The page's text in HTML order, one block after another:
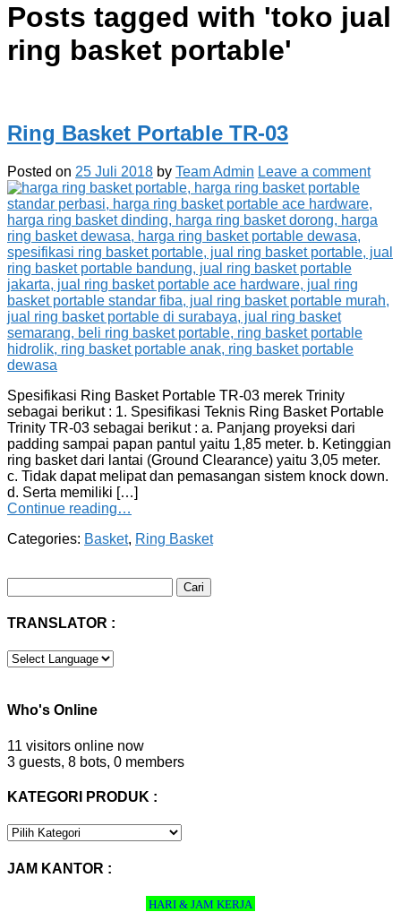
Posts tagged with 'toko jual
ring basket portable'
Ring Basket Portable TR-03
Posted on 25 Juli 2018 by Team Admin Leave a comment
Spesifikasi Ring Basket Portable TR-03 merek Trinity
sebagai berikut : 1. Spesifikasi Teknis Ring Basket Portable
Trinity TR-03 sebagai berikut : a. Panjang proyeksi dari
padding sampai papan pantul yaitu 1,85 meter. b. Ketinggian
ring basket dari lantai (Ground Clearance) yaitu 3,05 meter.
c. Tidak dapat melipat dan pemasangan sistem knock down.
d. Serta memiliki […]
Continue reading…
Categories: Basket, Ring Basket
untuk:
TRANSLATOR :
Who's Online
11 visitors online now
3 guests, 8 bots, 0 members
KATEGORI PRODUK :
KATEGORI
JAM KANTOR :
HARI & JAM KERJA